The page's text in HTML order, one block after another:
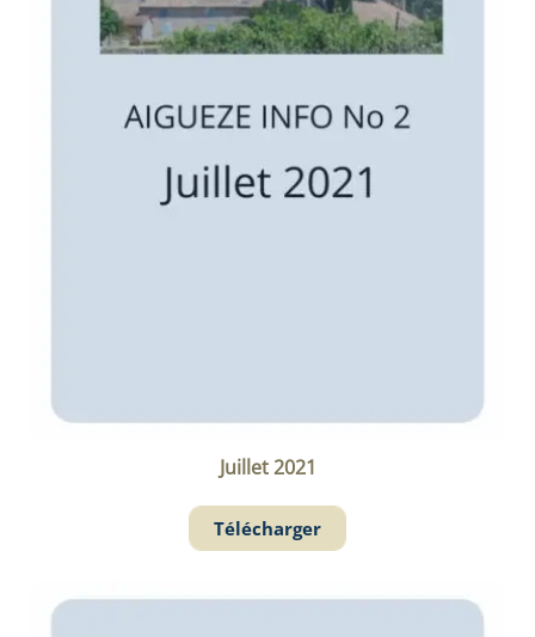
Juillet 2021
Télécharger